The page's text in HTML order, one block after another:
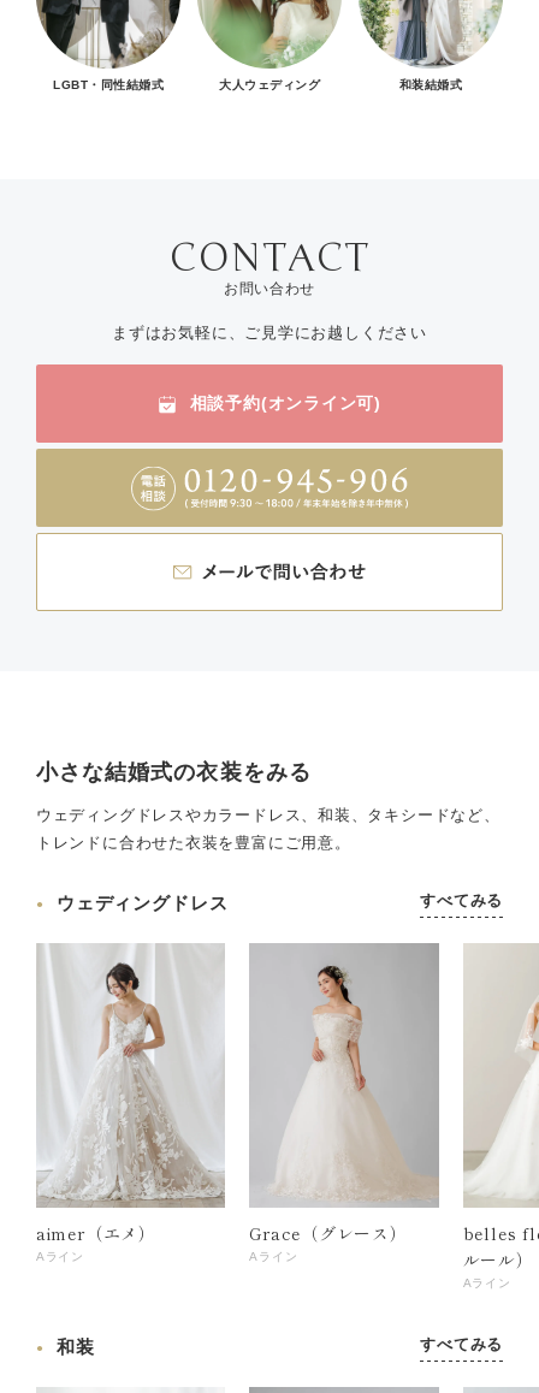
LGBT・同性結婚式 大人ウェディング 和装結婚式
お問い合わせ
まずはお気軽に、ご見学にお越しください
相談予約(オンライン可)
小さな結婚式の衣装をみる
ウェディングドレスやカラードレス、和装、タキシードなど、
トレンドに合わせた衣装を豊富にご用意。
ウェディングドレス すべてみる
aimer（エメ）
Aライン
Grace（グレース）
Aライン
belles
ルール）
Aライン
和装 すべてみる